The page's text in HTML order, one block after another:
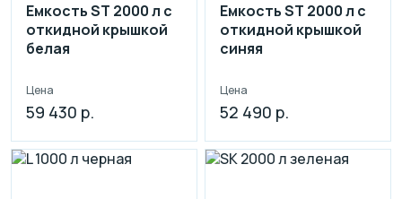
Емкость ST 2000 л с
откидной крышкой
белая
Цена
59 430 р.
Емкость ST 2000 л с
откидной крышкой
синяя
Цена
52 490 р.